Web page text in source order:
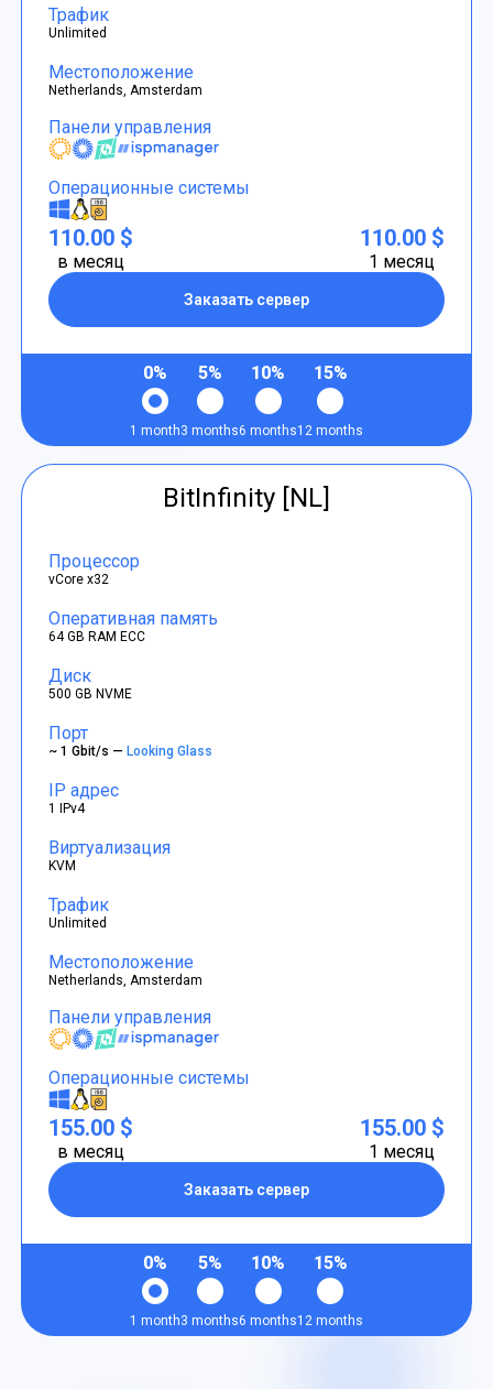
Трафик
Unlimited
Местоположение
Netherlands, Amsterdam
Панели управления
Операционные системы
110.00 $
в месяц
Заказать сервер
110.00 $
1 месяц
0%
1 month
5%
3 months
10%
6 months
15%
12 months
BitInfinity [NL]
Процессор
vCore x32
Оперативная память
64 GB RAM ECC
Диск
500 GB NVME
Порт
~ 1 Gbit/s —Looking Glass
IP адрес
1 IPv4
Виртуализация
KVM
Трафик
Unlimited
Местоположение
Netherlands, Amsterdam
Панели управления
Операционные системы
155.00 $
в месяц
Заказать сервер
155.00 $
1 месяц
0%
1 month
5%
3 months
10%
6 months
15%
12 months